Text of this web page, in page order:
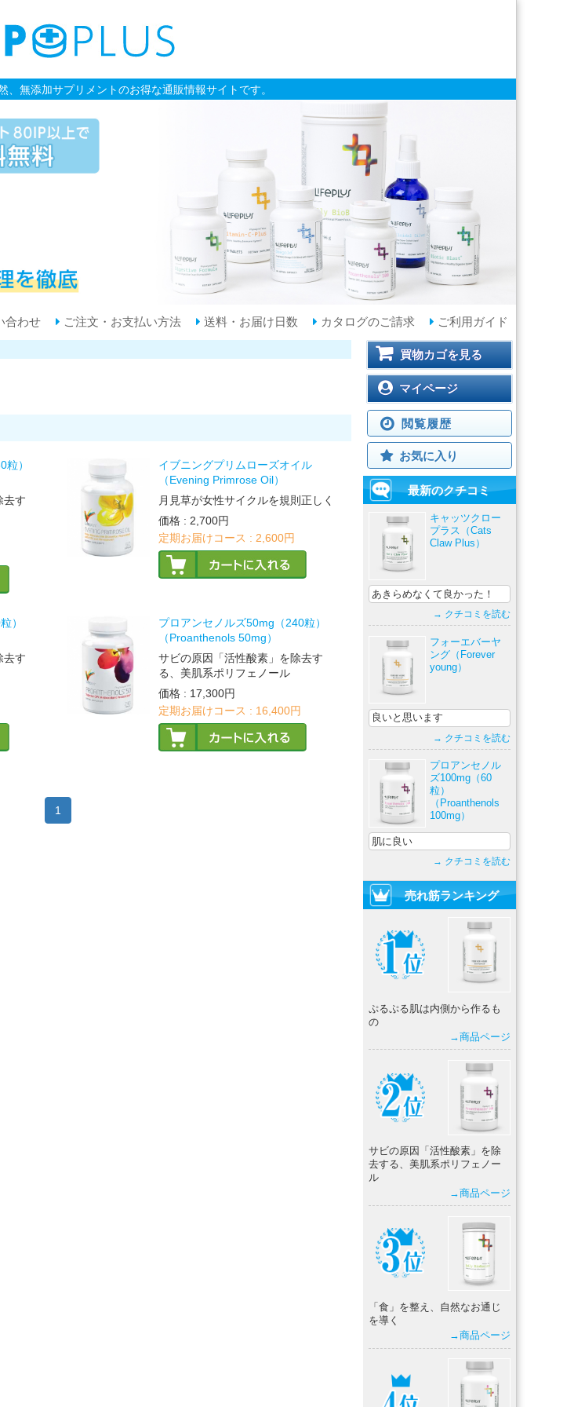
、無添加サプリメントのお得な通販情報サイトです。
合わせ ご注文・お支払い方法 送料・お届け日数 カタログのご請求
ご利用ガイド
）
去す
イブニングプリムローズオイル
（Evening Primrose Oil）
月見草が女性サイクルを規則正しく
価格: 2,700円
定期お届けコース : 2,600円
）
去す
プロアンセノルズ50mg（240粒）
（Proanthenols 50mg）
サビの原因「活性酸素」を除去す
る、美肌系ポリフェノール
価格: 17,300円
定期お届けコース : 16,400円
1
買物カゴを見る
マイページ
閲覧履歴
お気に入り
最新のクチコミ
キャッツクロー
プラス（Cats
Claw Plus）
あきらめなくて良かった！
→ クチコミを読む
フォーエバーヤ
ング（Forever
young）
良いと思います
→ クチコミを読む
プロアンセノル
ズ100mg（60
粒）
（Proanthenols
100mg）
肌に良い
→ クチコミを読む
売れ筋ランキング
ぷるぷる肌は内側から作るも
の
→商品ページ
サビの原因「活性酸素」を除
去する、美肌系ポリフェノー
ル
→商品ページ
「食」を整え、自然なお通じ
を導く
→商品ページ